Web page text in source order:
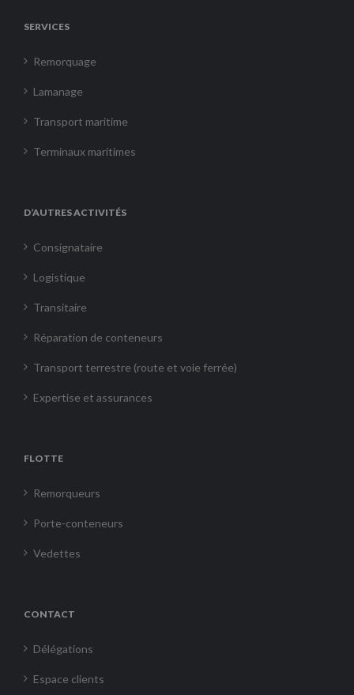
SERVICES
Remorquage
Lamanage
Transport maritime
Terminaux maritimes
D’AUTRES ACTIVITÉS
Consignataire
Logistique
Transitaire
Réparation de conteneurs
Transport terrestre (route et voie ferrée)
Expertise et assurances
FLOTTE
Remorqueurs
Porte-conteneurs
Vedettes
CONTACT
Délégations
Espace clients